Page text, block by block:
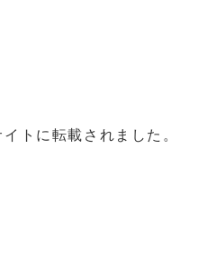
トに転載されました。